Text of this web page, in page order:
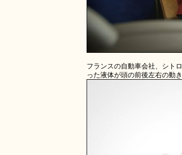
フランスの自動車会社、シト
った液体が頭の前後左右の動